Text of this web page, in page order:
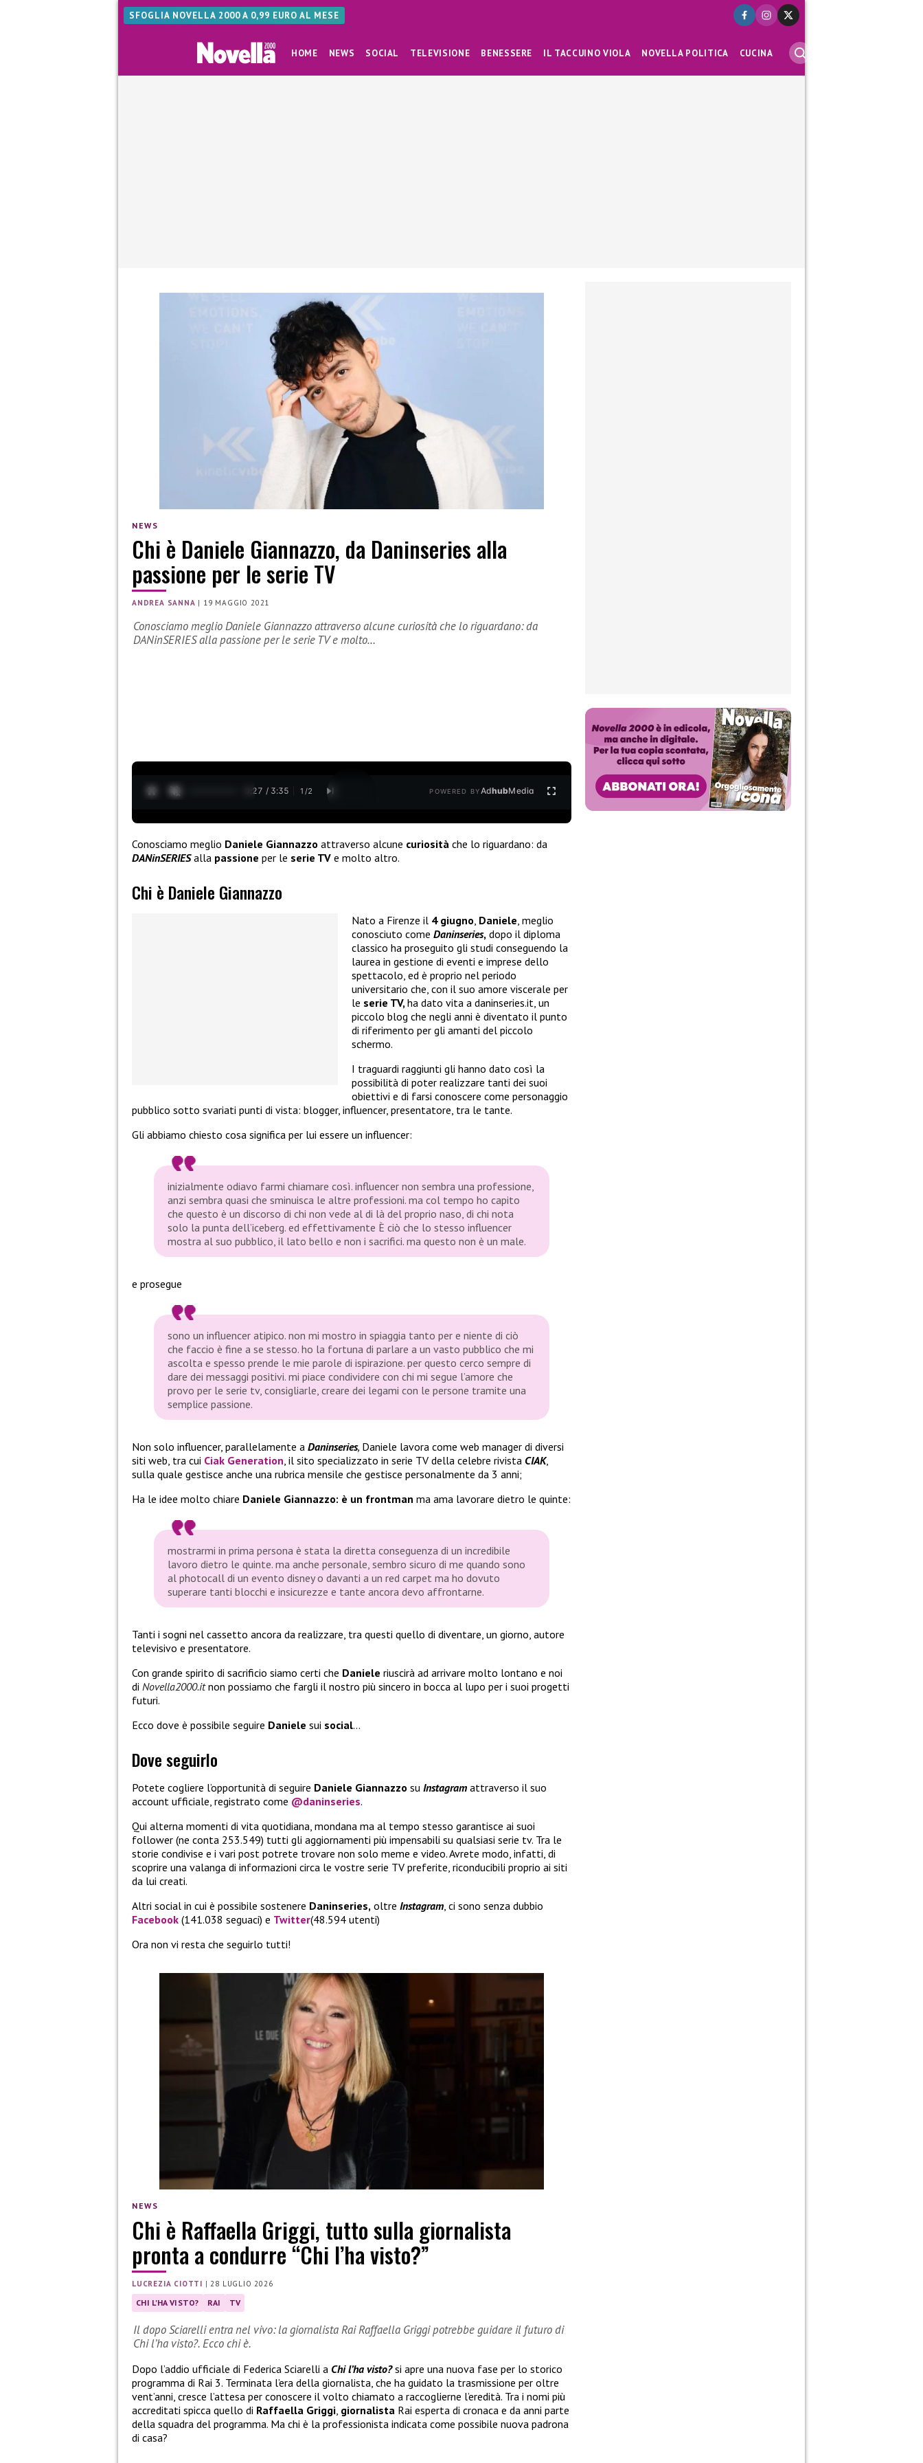
SFOGLIA NOVELLA 2000 A 0,99 EURO AL MESE
HOME NEWS SOCIAL TELEVISIONE BENESSERE IL TACCUINO VIOLA NOVELLA POLITICA CUCINA
NEWS
Chi è Daniele Giannazzo, da Daninseries alla
passione per le serie TV
ANDREA SANNA | 19 MAGGIO 2021
Conosciamo meglio Daniele Giannazzo attraverso alcune curiosità che lo riguardano: da
DANinSERIES alla passione per le serie TV e molto…
0:28 / 3:35 1 /2 POWERED BYAdhubMedia
Conosciamo meglio Daniele Giannazzo attraverso alcune curiosità che lo riguardano: da
DANinSERIESalla passione per le serie TV e molto altro.
Chi è Daniele Giannazzo
Nato a Firenze il 4 giugno, Daniele, meglio
conosciuto come Daninseries, dopo il diploma
classico ha proseguito gli studi conseguendo la
laurea in gestione di eventi e imprese dello
spettacolo, ed è proprio nel periodo
universitario che, con il suo amore viscerale per
le serie TV,ha dato vita a daninseries.it, un
piccolo blog che negli anni è diventato il punto
di riferimento per gli amanti del piccolo
schermo.
I traguardi raggiunti gli hanno dato così la
possibilità di poter realizzare tanti dei suoi
obiettivi e di farsi conoscere come personaggio
pubblico sotto svariati punti di vista: blogger, influencer, presentatore, tra le tante.
Gli abbiamo chiesto cosa significa per lui essere un influencer:
inizialmente odiavo farmi chiamare così. influencer non sembra una professione,
anzi sembra quasi che sminuisca le altre professioni. ma col tempo ho capito
che questo è un discorso di chi non vede al di là del proprio naso, di chi nota
solo la punta dell’iceberg. ed effettivamente È ciò che lo stesso influencer
mostra al suo pubblico, il lato bello e non i sacrifici. ma questo non è un male.
e prosegue
sono un influencer atipico. non mi mostro in spiaggia tanto per e niente di ciò
che faccio è fine a se stesso. ho la fortuna di parlare a un vasto pubblico che mi
ascolta e spesso prende le mie parole di ispirazione. per questo cerco sempre di
dare dei messaggi positivi. mi piace condividere con chi mi segue l’amore che
provo per le serie tv, consigliarle, creare dei legami con le persone tramite una
semplice passione.
Non solo influencer, parallelamente a Daninseries, Daniele lavora come web manager di diversi
siti web, tra cui Ciak Generation, il sito specializzato in serie TV della celebre rivista CIAK,
sulla quale gestisce anche una rubrica mensile che gestisce personalmente da 3 anni;
Ha le idee molto chiare Daniele Giannazzo: è un frontman ma ama lavorare dietro le quinte:
mostrarmi in prima persona è stata la diretta conseguenza di un incredibile
lavoro dietro le quinte. ma anche personale, sembro sicuro di me quando sono
al photocall di un evento disney o davanti a un red carpet ma ho dovuto
superare tanti blocchi e insicurezze e tante ancora devo affrontarne.
Tanti i sogni nel cassetto ancora da realizzare, tra questi quello di diventare, un giorno, autore
televisivo e presentatore.
Con grande spirito di sacrificio siamo certi che Daniele riuscirà ad arrivare molto lontano e noi
di Novella2000.itnon possiamo che fargli il nostro più sincero in bocca al lupo per i suoi progetti
futuri.
Ecco dove è possibile seguire Daniele sui social…
Dove seguirlo
Potete cogliere l’opportunità di seguire Daniele Giannazzo su Instagram attraverso il suo
account ufficiale, registrato come @daninseries.
Qui alterna momenti di vita quotidiana, mondana ma al tempo stesso garantisce ai suoi
follower (ne conta 253.549) tutti gli aggiornamenti più impensabili su qualsiasi serie tv. Tra le
storie condivise e i vari post potrete trovare non solo meme e video. Avrete modo, infatti, di
scoprire una valanga di informazioni circa le vostre serie TV preferite, riconducibili proprio ai siti
da lui creati.
Altri social in cui è possibile sostenere Daninseries, oltre Instagram, ci sono senza dubbio
Facebook (141.038 seguaci) e Twitter(48.594 utenti)
Ora non vi resta che seguirlo tutti!
NEWS
Chi è Raffaella Griggi, tutto sulla giornalista
pronta a condurre “Chi l’ha visto?”
LUCREZIA CIOTTI | 28 LUGLIO 2026
CHI L'HA VISTO? RAI TV
Il dopo Sciarelli entra nel vivo: la giornalista Rai Raffaella Griggi potrebbe guidare il futuro di
Chi l’ha visto?. Ecco chi è.
Dopo l’addio ufficiale di Federica Sciarelli a Chi l’ha visto?si apre una nuova fase per lo storico
programma di Rai 3. Terminata l’era della giornalista, che ha guidato la trasmissione per oltre
vent’anni, cresce l’attesa per conoscere il volto chiamato a raccoglierne l’eredità. Tra i nomi più
accreditati spicca quello di Raffaella Griggi, giornalista Rai esperta di cronaca e da anni parte
della squadra del programma. Ma chi è la professionista indicata come possibile nuova padrona
di casa?